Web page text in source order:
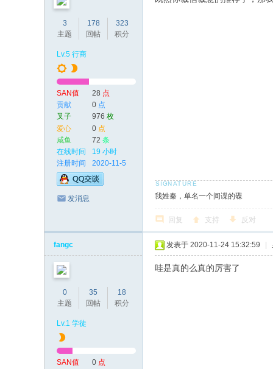
3
主题
178
回帖
323
积分
Lv.5 行商
SAN值 28 点
贡献
0 点
叉子
976 枚
爱心
0 点
咸鱼
72 条
在线时间
19 小时
注册时间
2020-11-5
发消息 我姓秦，单名一个间谍的碟
回复 支持 反对
fangc
0
主题
35
回帖
18
积分
Lv.1 学徒
SAN值 0 点
发表于 2020-11-24 15:32:59
哇是真的么真的厉害了